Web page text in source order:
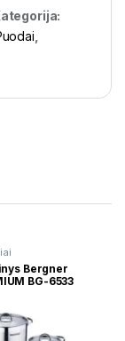
Bergner
BG-6533